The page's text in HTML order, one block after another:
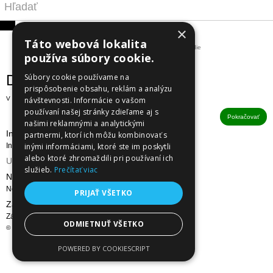
Domáci majster a nástroje
Ručné a elektrické náradie
Elektrické náradie
Brúsky Dokončovacie brúsky
Dokončovacie brúsky
V tejto kategórii nie sú žiadne produkty.
Pokračovať
Informácie
Informácie
Utleurope.com
NewsLetter
NewsLetter
Zákaznícky servis
Zákaznícky servis
© Utleurope.com | NajReklama.sk - tvorba eshopu
×
Táto webová lokalita
používa súbory cookie.
Súbory cookie používame na
prispôsobenie obsahu, reklám a analýzu
návštevnosti. Informácie o vašom
používaní našej stránky zdieľame aj s
našimi reklamnými a analytickými
partnermi, ktorí ich môžu kombinovať s
inými informáciami, ktoré ste im poskytli
alebo ktoré zhromaždili pri používaní ich
služieb. Prečítať viac
PRIJAŤ VŠETKO
ODMIETNUŤ VŠETKO
POWERED BY COOKIESCRIPT